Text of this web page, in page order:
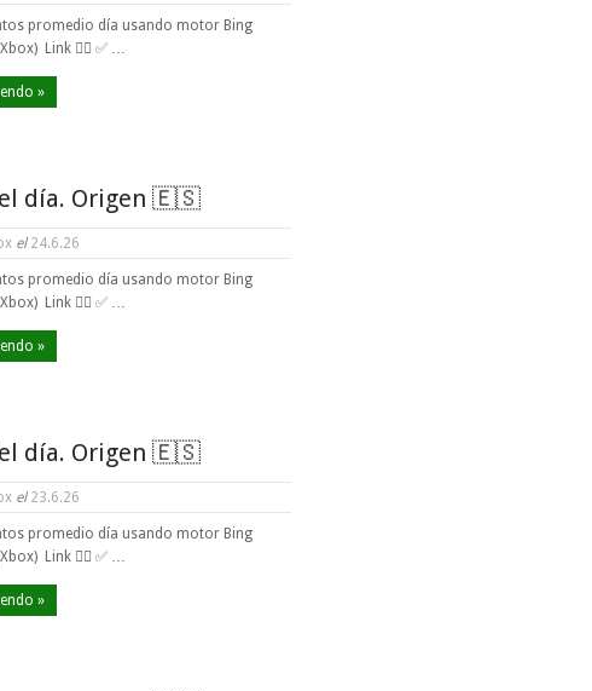
promedio día usando motor Bing
Link 👈🏼 ✅ …
»
día. Origen 🇪🇸
el24.6.26
promedio día usando motor Bing
Link 👈🏼 ✅ …
»
día. Origen 🇪🇸
el23.6.26
promedio día usando motor Bing
Link 👈🏼 ✅ …
»